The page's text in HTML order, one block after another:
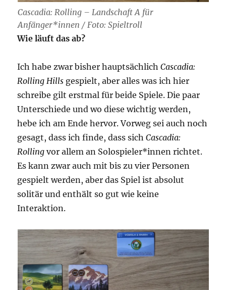
Cascadia: Rolling – Landschaft A für
Anfänger*innen / Foto: Spieltroll
Wie läuft das ab?
Ich habe zwar bisher hauptsächlich Cascadia:
Rolling Hills gespielt, aber alles was ich hier
schreibe gilt erstmal für beide Spiele. Die paar
Unterschiede und wo diese wichtig werden,
hebe ich am Ende hervor. Vorweg sei auch noch
gesagt, dass ich finde, dass sichCascadia:
Rollingvor allem an Solospieler*innen richtet.
Es kann zwar auch mit bis zu vier Personen
gespielt werden, aber das Spiel ist absolut
solitär und enthält so gut wie keine
Interaktion.